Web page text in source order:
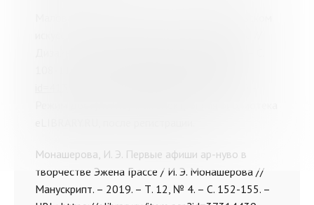
Монашерова, И. Э. Первые афиши ар-нуво в
творчестве Эжена Грассе / И. Э. Монашерова //
Манускрипт. – 2019. – Т. 12, № 4. – С. 152-155. –